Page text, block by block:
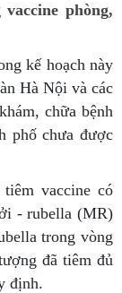
phòng,
kế hoạch này
Hà Nội và các
chữa bệnh
phố chưa được
vaccine có
- rubella (MR)
trong vòng
đã tiêm đủ
định.